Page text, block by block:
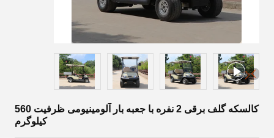
کالسکه گلف برقی 2 نفره با جعبه بار آلومینیومی ظرفیت 560
کیلوگرم